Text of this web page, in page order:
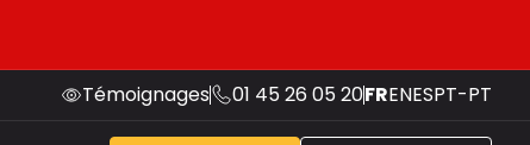
Témoignages 01 45 26 05 20FRENESPT-PT